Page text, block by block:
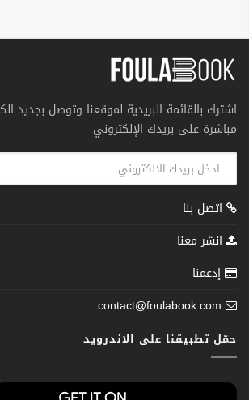
اشترك بالقائمة البريدية لموقعنا وتوصل بجديد
مباشرة على بريدك الإلكتروني
اتصل بنا
انشر معنا
إدعمنا
contact@foulabook.com
حمّل تطبيقنا على الاندرويد